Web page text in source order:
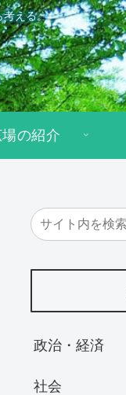
考える。
場の紹介
政治・経済
社会